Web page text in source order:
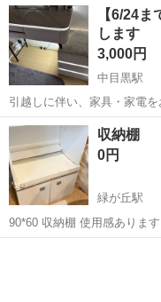
【6/24
します
3,000円
中目黒駅
引越しに伴い、家具・家電
い女性が丁寧に使用してい
▼お譲りする品物※単品価格です 机＋椅子（デスクセット
円 ▼お渡しについて...
東京 目黒区 中目黒駅
収納棚
0円
緑が丘駅
90*60 収納棚 使用感あります